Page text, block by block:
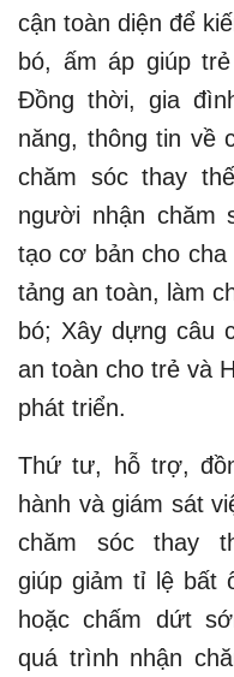
cận toàn diện để
bó, ấm áp giúp
Đồng thời, gia
năng, thông tin về
chăm sóc thay
người nhận chăm
tạo cơ bản cho
tảng an toàn, làm
bó; Xây dựng câu
an toàn cho trẻ và
phát triển.
Thứ tư, hỗ trợ,
hành và giám sát
chăm sóc thay
giúp giảm tỉ lệ bất
hoặc chấm dứt
quá trình nhận